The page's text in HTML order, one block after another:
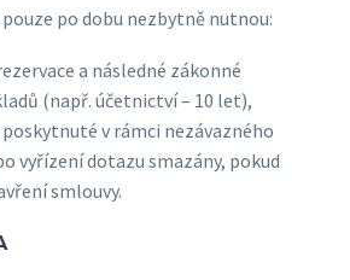
pouze po dobu nezbytně nutnou:
a následné zákonné
(např. účetnictví – 10 let),
v rámci nezávazného
vyřízení dotazu smazány, pokud
smlouvy.